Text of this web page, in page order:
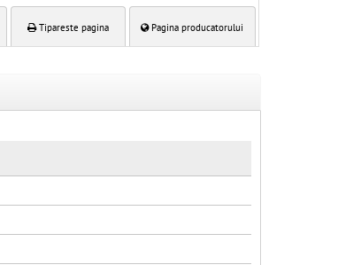
Tipareste pagina Pagina producatorului